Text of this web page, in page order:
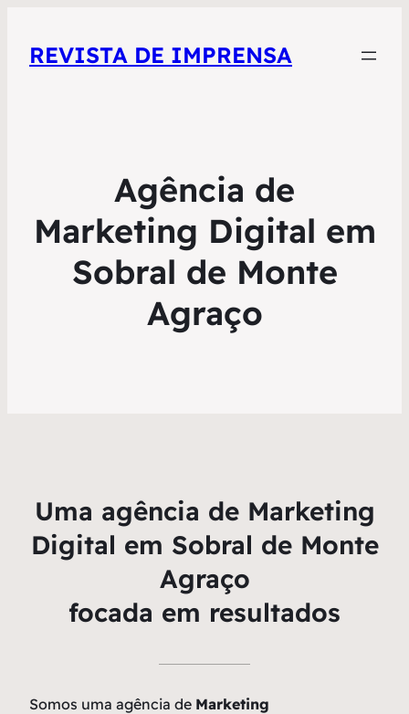
REVISTA DE IMPRENSA
Agência de
Marketing Digital em
Sobral de Monte
Agraço
Uma agência de Marketing
Digital em Sobral de Monte
Agraço
focada em resultados
Somos uma agência de Marketing